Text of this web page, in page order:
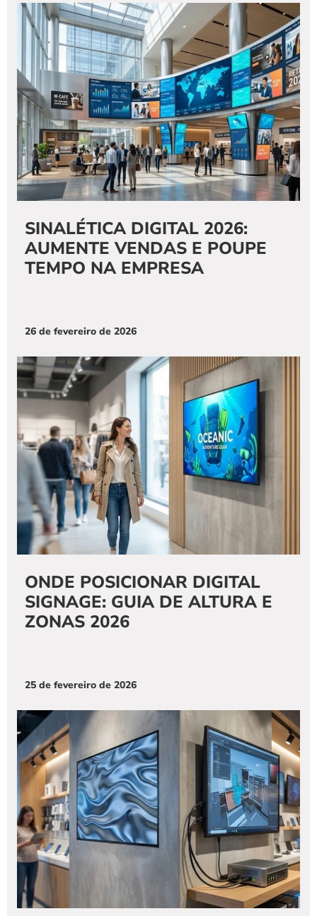
SINALÉTICA DIGITAL 2026:
AUMENTE VENDAS E POUPE
TEMPO NA EMPRESA
26 de fevereiro de 2026
ONDE POSICIONAR DIGITAL
SIGNAGE: GUIA DE ALTURA E
ZONAS 2026
25 de fevereiro de 2026